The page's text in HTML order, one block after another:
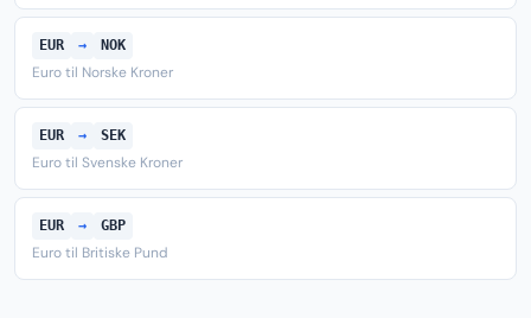
EUR → NOK
Euro til Norske Kroner
EUR → SEK
Euro til Svenske Kroner
EUR → GBP
Euro til Britiske Pund